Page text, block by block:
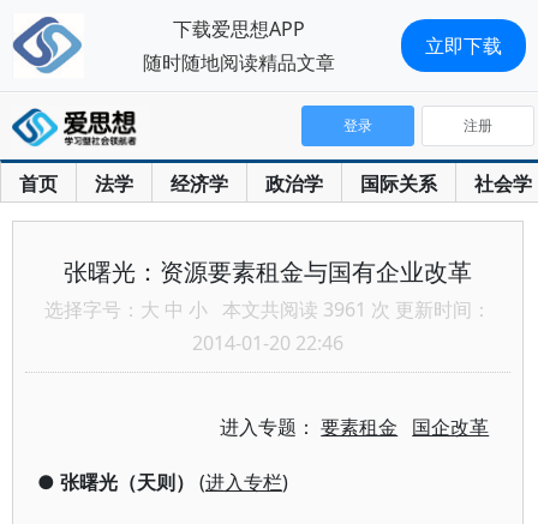
首页 法学 经济学 政治学 国际关系 社会学
登录 注册
张曙光：资源要素租金与国有企业改革
选择字号： 大 中 小 本文共阅读 3961 次 更新时间：
2014-01-20 22:46
进入专题：要素租金 国企改革
● 张曙光（天则） (进入专栏)
下载爱思想APP
随时随地阅读精品文章
立即下载